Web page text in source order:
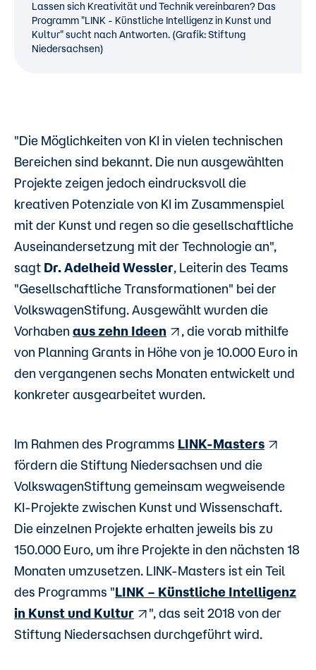
Lassen sich Kreativität und Technik vereinbaren? Das
Programm "LINK - Künstliche Intelligenz in Kunst und
Kultur" sucht nach Antworten. (Grafik: Stiftung
Niedersachsen)
"Die Möglichkeiten von KI in vielen technischen
Bereichen sind bekannt. Die nun ausgewählten
Projekte zeigen jedoch eindrucksvoll die
kreativen Potenziale von KI im Zusammenspiel
mit der Kunst und regen so die gesellschaftliche
Auseinandersetzung mit der Technologie an",
sagt Dr. Adelheid Wessler, Leiterin des Teams
"Gesellschaftliche Transformationen" bei der
VolkswagenStifung. Ausgewählt wurden die
Vorhaben aus zehn Ideen
, die vorab mithilfe
von Planning Grants in Höhe von je 10.000 Euro in
den vergangenen sechs Monaten entwickelt und
konkreter ausgearbeitet wurden.
Im Rahmen des Programms LINK-Masters
fördern die Stiftung Niedersachsen und die
VolkswagenStiftung gemeinsam wegweisende
KI-Projekte zwischen Kunst und Wissenschaft.
Die einzelnen Projekte erhalten jeweils bis zu
150.000 Euro, um ihre Projekte in den nächsten 18
Monaten umzusetzen. LINK-Masters ist ein Teil
des Programms "LINK – Künstliche Intelligenz
in Kunst und Kultur
", das seit 2018 von der
Stiftung Niedersachsen durchgeführt wird.